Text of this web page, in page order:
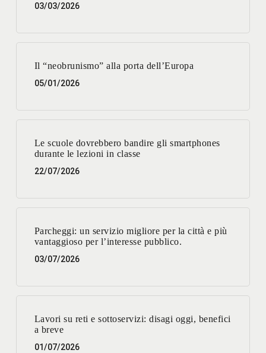
03/03/2026
Il “neobrunismo” alla porta dell’Europa
05/01/2026
Le scuole dovrebbero bandire gli smartphones
durante le lezioni in classe
22/07/2026
Parcheggi: un servizio migliore per la città e più
vantaggioso per l’interesse pubblico.
03/07/2026
Lavori su reti e sottoservizi: disagi oggi, benefici
a breve
01/07/2026